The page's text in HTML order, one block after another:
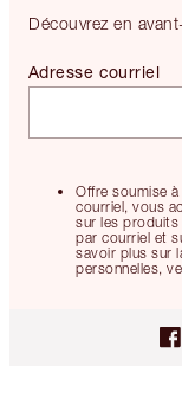
Découvrez en
Offre soumise
courriel, vous
sur les produits
par courriel et
savoir plus sur
personnelles,
Adresse courriel